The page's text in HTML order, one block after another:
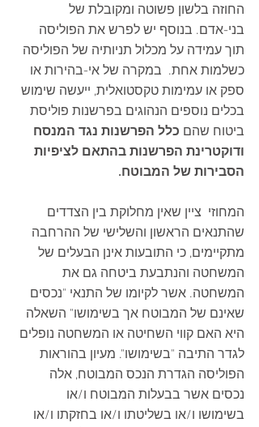
החוזה בלשון פשוטה ומקובלת של
בני-אדם. בנוסף יש לפרש את הפוליסה
תוך עמידה על מכלול תניותיה של הפוליסה
כשלמות אחת.  במקרה של אי-בהירות או
ספק או עמימות טקסטואלית, ייעשה שימוש
בכלים נוספים הנהוגים בפרשנות פוליסת
ביטוח שהם כלל הפרשנות נגד המנסח
ודוקטרינת הפרשנות בהתאם לציפיות
הסבירות של המבוטח.
המחוזי  ציין שאין מחלוקת בין הצדדים
שהתנאים הראשון והשלישי של ההרחבה
מתקיימים, כי התובעות אינן הבעלים של
המשחטה והנתבעת ביטחה גם את
המשחטה. אשר לקיומו של התנאי "נכסים
שאינם של המבוטח אך בשימושו" השאלה
היא האם קווי השחיטה או המשחטה נופלים
לגדר התיבה "בשימושו". מעיון בהוראות
הפוליסה הגדרת הנכס המבוטח, אלה
נכסים אשר בבעלות המבוטח ו/או
בשימושו ו/או בשליטתו ו/או בחזקתו ו/או